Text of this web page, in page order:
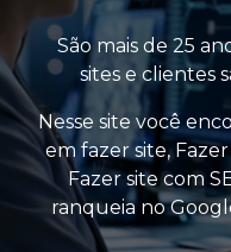
São mais de 25
sites e clientes
Nesse site você
em fazer site,
Fazer site com
ranqueia no